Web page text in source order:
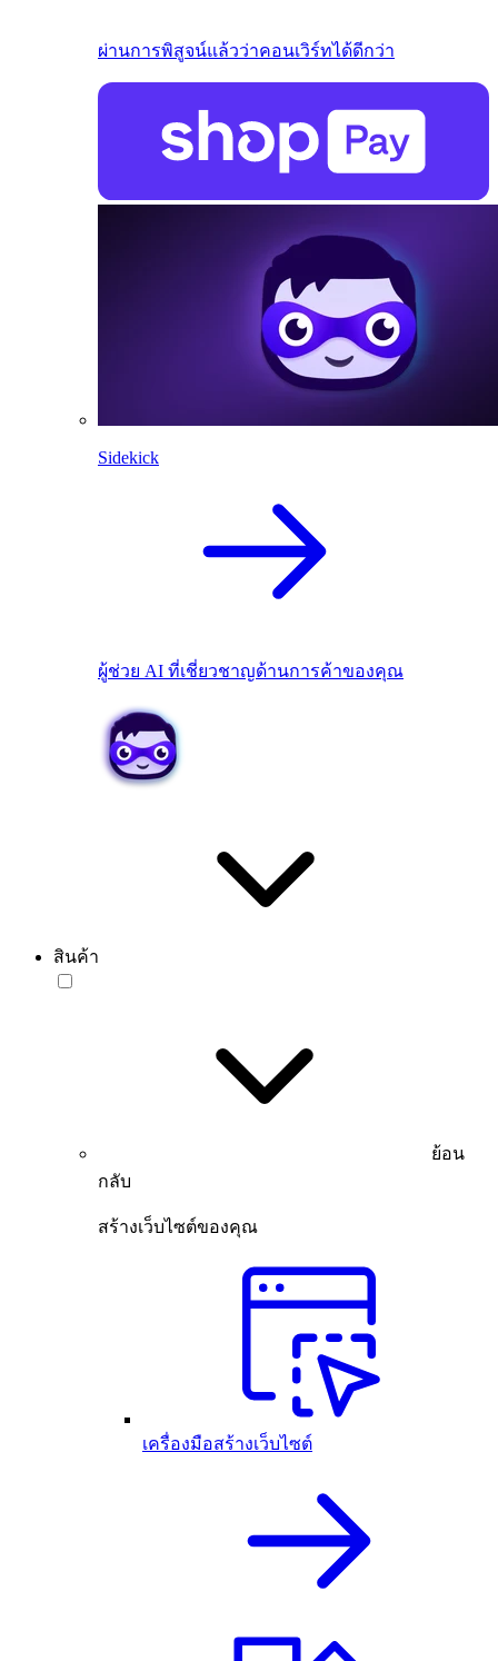
ผ่านการพิสูจน์แล้วว่าคอนเวิร์ทได้ดีกว่า
Sidekick
ผู้ช่วย AI ที่เชี่ยวชาญด้านการค้าของคุณ
สินค้า
ย้อน
กลับ
สร้างเว็บไซต์ของคุณ
เครื่องมือสร้างเว็บไซต์